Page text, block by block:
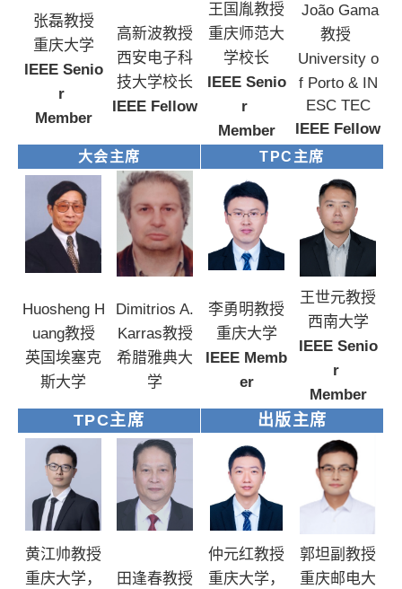
张磊教授
重庆大学
IEEE Senio
r
Member
高新波教授
西安电子科
技大学校长
IEEE Fellow
王国胤教授
重庆师范大
学校长
IEEE Senio
r
Member
João Gama
教授
University o
f Porto & IN
ESC TEC
IEEE Fellow
大会主席 TPC主席
Huosheng H
uang教授
英国埃塞克
斯大学
Dimitrios A.
Karras教授
希腊雅典大
学
李勇明教授
重庆大学
IEEE Memb
er
王世元教授
西南大学
IEEE Senio
r
Member
TPC主席 出版主席
黄江帅教授
重庆大学，
田 逢春教授
仲元红教授
重庆大学，
郭坦副教授
重庆邮电大